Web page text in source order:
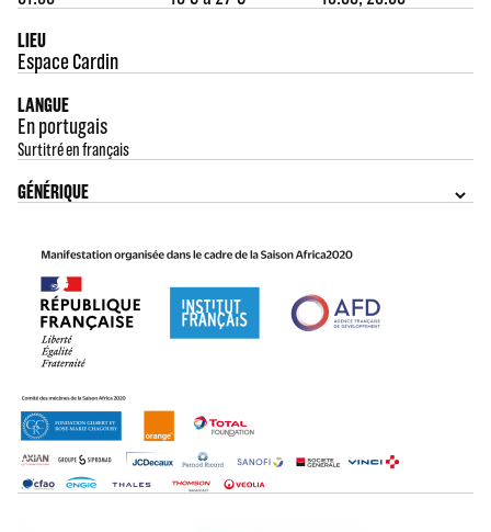
LIEU
Espace Cardin
LANGUE
En portugais
Surtitré en français
GÉNÉRIQUE